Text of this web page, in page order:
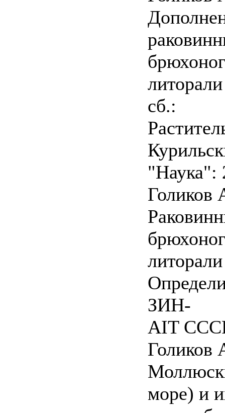
сб.:
"Наука":
Голиков
ЗИН-
AIT
Голиков
море) и